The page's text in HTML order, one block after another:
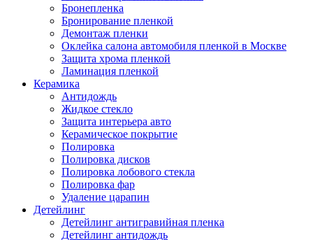
Бронепленка
Бронирование пленкой
Демонтаж пленки
Оклейка салона автомобиля пленкой в Москве
Защита хрома пленкой
Ламинация пленкой
Керамика
Антидождь
Жидкое стекло
Защита интерьера авто
Керамическое покрытие
Полировка
Полировка дисков
Полировка лобового стекла
Полировка фар
Удаление царапин
Детейлинг
Детейлинг антигравийная пленка
Детейлинг антидождь